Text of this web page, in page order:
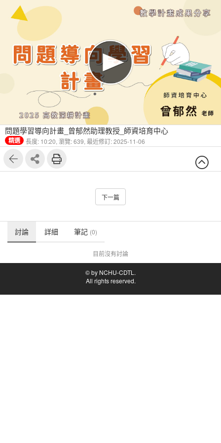
問題學習導向計畫_曾郁然助理教授_師資培育中心
精選 長度: 10:20, 瀏覽: 639, 最近修訂: 2025-11-06
下一篇
討論 詳細 筆記 (0)
目前沒有討論
© by NCHU-CDTL.
All rights reserved.